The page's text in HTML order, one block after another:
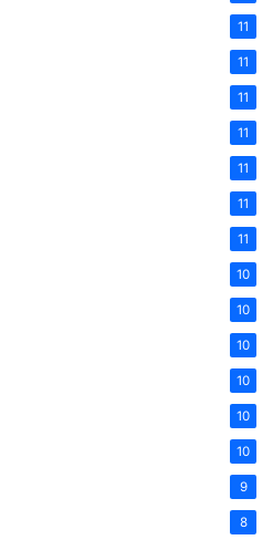
11
11
11
11
11
11
11
10
10
10
10
10
10
9
8